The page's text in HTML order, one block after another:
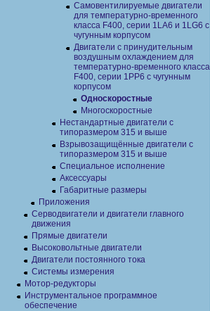
Самовентилируемые двигатели
для температурно-временного
класса F400, серии 1LA6 и 1LG6 с
чугунным корпусом
Двигатели с принудительным
воздушным охлаждением для
температурно-временного класса
F400, серии 1PP6 с чугунным
корпусом
Односкоростные
Многоскоростные
Нестандартные двигатели с
типоразмером 315 и выше
Взрывозащищённые двигатели с
типоразмером 315 и выше
Специальное исполнение
Аксессуары
Габаритные размеры
Приложения
Серводвигатели и двигатели главного
движения
Прямые двигатели
Высоковольтные двигатели
Двигатели постоянного тока
Системы измерения
Мотор-редукторы
Инструментальное программное
обеспечение